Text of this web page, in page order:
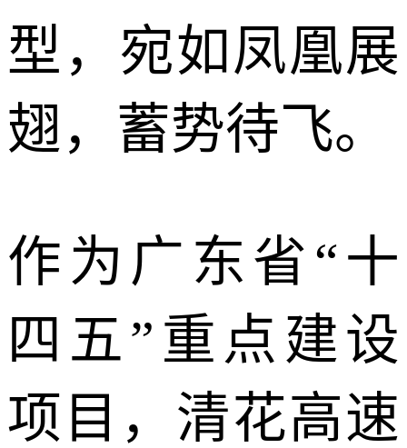
型，宛如凤凰展
翅，蓄势待飞。
作为广东省“十
四五”重点建设
项目，清花高速